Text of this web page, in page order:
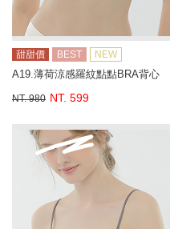
甜甜價 BEST NEW
A19.薄荷涼感羅紋點點BRA背心
NT. 980 NT. 599